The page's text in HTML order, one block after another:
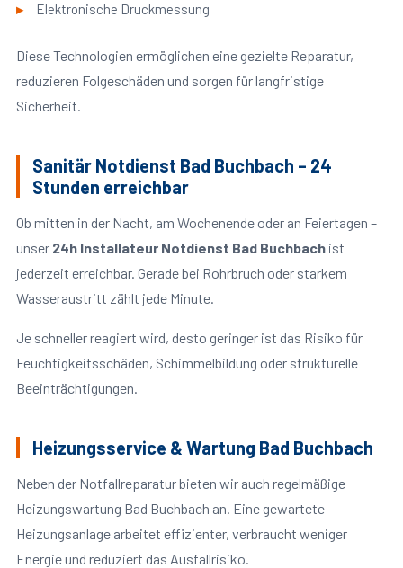
Elektronische Druckmessung
Diese Technologien ermöglichen eine gezielte Reparatur,
reduzieren Folgeschäden und sorgen für langfristige
Sicherheit.
Sanitär Notdienst Bad Buchbach – 24
Stunden erreichbar
Ob mitten in der Nacht, am Wochenende oder an Feiertagen –
unser 24h Installateur Notdienst Bad Buchbachist
jederzeit erreichbar. Gerade bei Rohrbruch oder starkem
Wasseraustritt zählt jede Minute.
Je schneller reagiert wird, desto geringer ist das Risiko für
Feuchtigkeitsschäden, Schimmelbildung oder strukturelle
Beeinträchtigungen.
Heizungsservice & Wartung Bad Buchbach
Neben der Notfallreparatur bieten wir auch regelmäßige
Heizungswartung Bad Buchbach an. Eine gewartete
Heizungsanlage arbeitet effizienter, verbraucht weniger
Energie und reduziert das Ausfallrisiko.